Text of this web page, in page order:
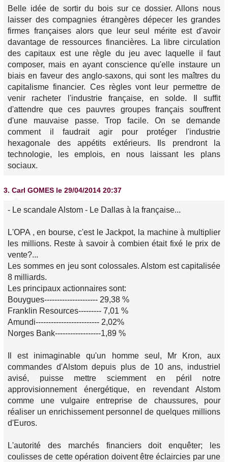
Belle idée de sortir du bois sur ce dossier. Allons nous
laisser des compagnies étrangères dépecer les grandes
firmes françaises alors que leur seul mérite est d'avoir
davantage de ressources financières. La libre circulation
des capitaux est une règle du jeu avec laquelle il faut
composer, mais en ayant conscience qu'elle instaure un
biais en faveur des anglo-saxons, qui sont les maîtres du
capitalisme financier. Ces règles vont leur permettre de
venir racheter l'industrie française, en solde. Il suffit
d'attendre que ces pauvres groupes français souffrent
d'une mauvaise passe. Trop facile. On se demande
comment il faudrait agir pour protéger l'industrie
hexagonale des appétits extérieurs. Ils prendront la
technologie, les emplois, en nous laissant les plans
sociaux.
3. Carl GOMES le 29/04/2014 20:37
- Le scandale Alstom - Le Dallas à la française...
L'OPA , en bourse, c'est le Jackpot, la machine à multiplier
les millions. Reste à savoir à combien était fixé le prix de
vente?...
Les sommes en jeu sont colossales. Alstom est capitalisée
8 milliards.
Les principaux actionnaires sont:
Bouygues--------------------- 29,38 %
Franklin Resources--------- 7,01 %
Amundi------------------------- 2,02%
Norges Bank------------------1,89 %
Il est inimaginable qu'un homme seul, Mr Kron, aux
commandes d'Alstom depuis plus de 10 ans, industriel
avisé, puisse mettre sciemment en péril notre
approvisionnement énergétique, en revendant Alstom
comme une vulgaire entreprise de chaussures, pour
réaliser un enrichissement personnel de quelques millions
d'Euros.
L'autorité des marchés financiers doit enquêter; les
coulisses de cette opération doivent être éclaircies par une